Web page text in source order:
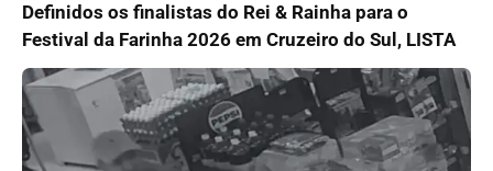
Definidos os finalistas do Rei & Rainha para o
Festival da Farinha 2026 em Cruzeiro do Sul, LISTA